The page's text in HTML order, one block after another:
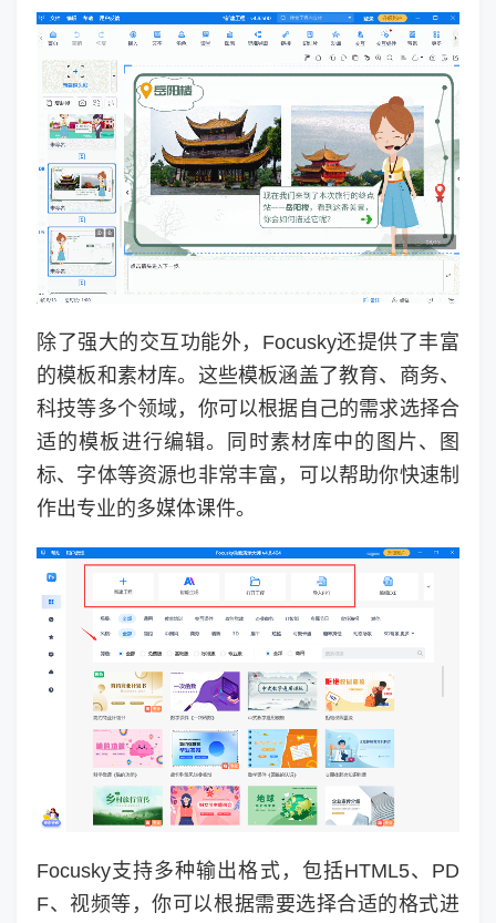
除了强大的交互功能外，Focusky还提供了丰富
的模板和素材库。这些模板涵盖了教育、商务、
科技等多个领域，你可以根据自己的需求选择合
适的模板进行编辑。同时素材库中的图片、图
标、字体等资源也非常丰富，可以帮助你快速制
作出专业的多媒体课件。
Focusky支持多种输出格式，包括HTML5、PD
F、视频等，你可以根据需要选择合适的格式进